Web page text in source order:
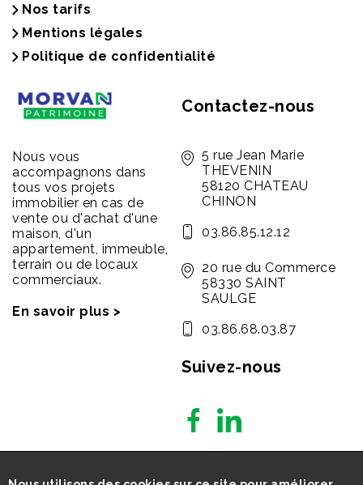
Nos tarifs
Mentions légales
Politique de confidentialité
Nous vous
accompagnons dans
tous vos projets
immobilier en cas de
vente ou d'achat d'une
maison, d'un
appartement, immeuble,
terrain ou de locaux
commerciaux.
En savoir plus >
Contactez-nous
5 rue Jean Marie
THEVENIN
58120 CHATEAU
CHINON
03.86.85.12.12
20 rue du Commerce
58330 SAINT
SAULGE
03.86.68.03.87
Suivez-nous